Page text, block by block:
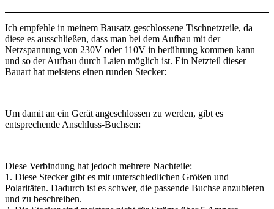
Ich empfehle in meinem Bausatz geschlossene Tischnetzteile, da
diese es ausschließen, dass man bei dem Aufbau mit der
Netzspannung von 230V oder 110V in berührung kommen kann
und so der Aufbau durch Laien möglich ist. Ein Netzteil dieser
Bauart hat meistens einen runden Stecker:
Um damit an ein Gerät angeschlossen zu werden, gibt es
entsprechende Anschluss-Buchsen:
Diese Verbindung hat jedoch mehrere Nachteile:
1. Diese Stecker gibt es mit unterschiedlichen Größen und
Polaritäten. Dadurch ist es schwer, die passende Buchse anzubieten
und zu beschreiben.